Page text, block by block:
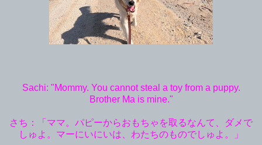
Sachi: "Mommy. You cannot steal a toy from a puppy.
Brother Ma is mine."
さち：「ママ。パピーからおもちゃを取るなんて、ダメで
しゅよ。マーにいにいは、わたちのものでしゅよ。」